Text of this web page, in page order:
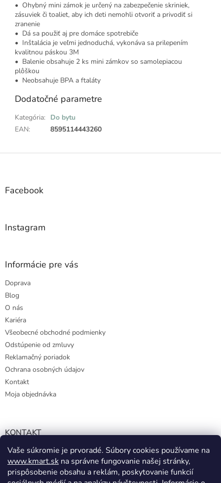
Vaše súkromie je prvoradé. Súbory cookies používame na
www.kmart.sk na správne fungovanie našej stránky,
prispôsobenie obsahu a reklám, poskytovanie funkcií
• Ohybný mini zámok je určený na zabezpečenie skriniek,
zásuviek či toaliet, aby ich deti nemohli otvoriť a privodiť si
zranenie
• Dá sa použiť aj pre domáce spotrebiče
• Inštalácia je veľmi jednoduchá, vykonáva sa prilepením
kvalitnou páskou 3M
• Balenie obsahuje 2 ks mini zámkov so samolepiacou
plôškou
• Neobsahuje BPA a ftaláty
Dodatočné parametre
Kategória: Do bytu
EAN: 8595114443260
Z
Facebook
Instagram
Informácie pre vás
Doprava
Blog
O nás
Kariéra
Všeobecné obchodné podmienky
Odstúpenie od zmluvy
Reklamačný poriadok
Ochrana osobných údajov
Kontakt
Moja objednávka
KONTAKT
info@kmart.sk
+421 947 979 193